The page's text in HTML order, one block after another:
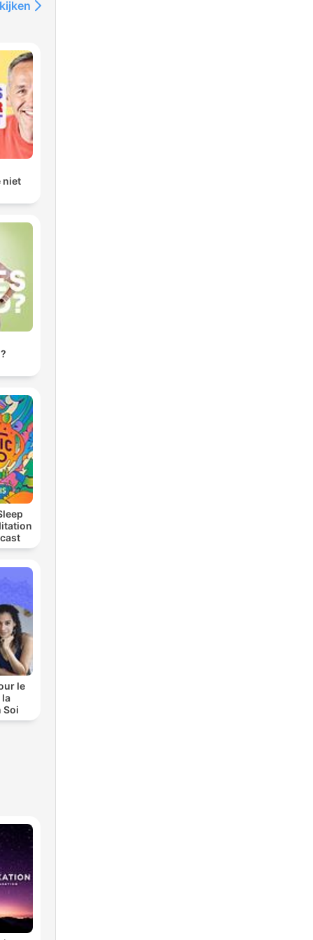
niet
le
la
Soi